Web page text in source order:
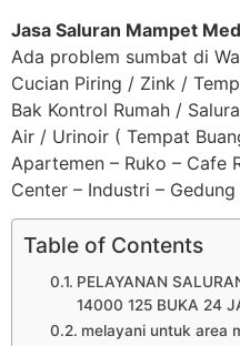
Jasa Saluran Mampet
Ada problem sumbat di
Cucian Piring / Zink /
Bak Kontrol Rumah /
Air / Urinoir ( Tempat
Apartemen – Ruko – Cafe
Center – Industri –
Table of Contents
PELAYANAN
14000 125 BUKA 24
melayani untuk area